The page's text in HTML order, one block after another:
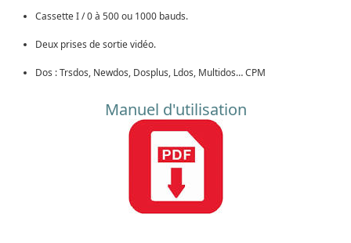
Cassette I / 0 à 500 ou 1000 bauds.
Deux prises de sortie vidéo.
Dos : Trsdos, Newdos, Dosplus, Ldos, Multidos… CPM
Manuel d'utilisation